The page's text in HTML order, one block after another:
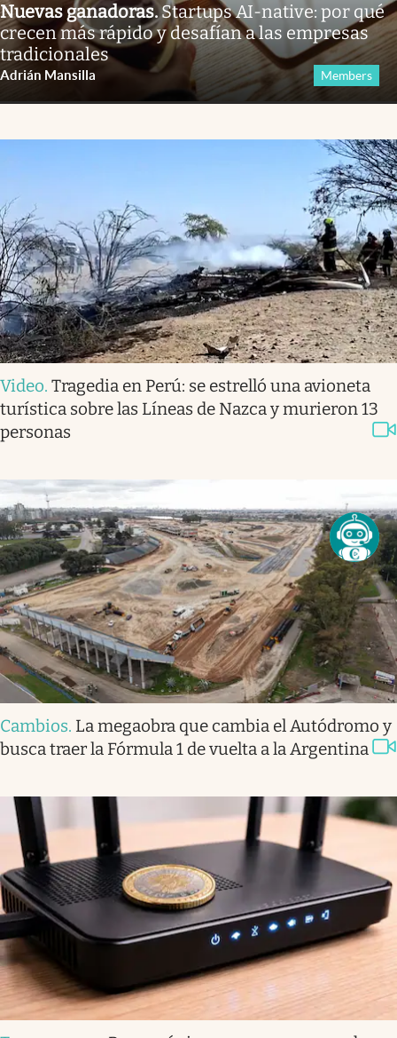
Nuevas ganadoras.Startups AI-native: por qué
crecen más rápido y desafían a las empresas
tradicionales
Adrián Mansilla Members
Video. Tragedia en Perú: se estrelló una avioneta
turística sobre las Líneas de Nazca y murieron 13
personas
Cambios. La megaobra que cambia el Autódromo y
busca traer la Fórmula 1 de vuelta a la Argentina